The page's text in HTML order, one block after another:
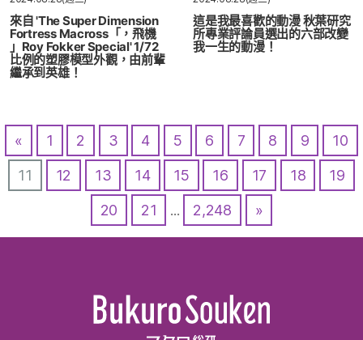
來自 'The Super Dimension
Fortress Macross「，飛機
」Roy Fokker Special' 1/72
比例的塑膠模型外觀，由前輩
繼承到英雄！
這是我最喜歡的動漫 秋葉研究
所專業評論員選出的六部改變
我一生的動漫！
« 1 2 3 4 5 6 7 8 9 10
11 12 13 14 15 16 17 18 19
20 21 ... 2,248 »